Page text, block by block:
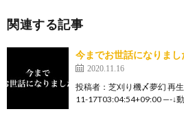
関連する記事
今までお世話になりまし
2020.11.16
投稿者：芝刈り機〆夢幻 再
11-17T03:04:54+09:00 —-↓